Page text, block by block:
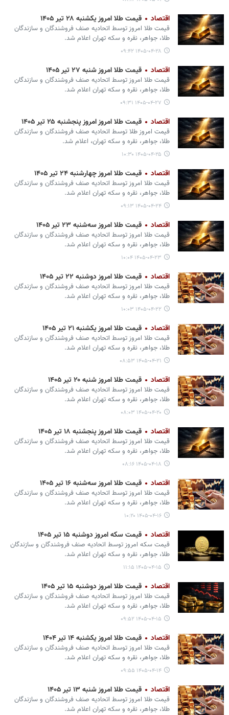
اقتصاد قیمت طلا امروز یکشنبه ۲۸ تیر ۱۴۰۵
قیمت طلا امروز توسط اتحادیه صنف فروشندگان و سازندگان
طلا، جواهر، نقره و سکه تهران اعلام شد.
۱۴۰۵-۰۴-۲۸ ۰۹:۴۲
اقتصاد قیمت طلا امروز شنبه ۲۷ تیر ۱۴۰۵
قیمت طلا امروز توسط اتحادیه صنف فروشندگان و سازندگان
طلا، جواهر، نقره و سکه تهران اعلام شد.
۱۴۰۵-۰۴-۲۷ ۰۹:۳۱
اقتصاد قیمت طلا امروز امروز پنجشنبه ۲۵ تیر ۱۴۰۵
قیمت امروز طلا توسط اتحادیه صنف فروشندگان و سازندگان
طلا، جواهر، نقره و سکه تهران، اعلام شد.
۱۴۰۵-۰۴-۲۵ ۱۰:۳۰
اقتصاد قیمت طلا امروز چهارشنبه ۲۴ تیر ۱۴۰۵
قیمت طلا امروز توسط اتحادیه صنف فروشندگان و سازندگان
طلا، جواهر، نقره و سکه تهران اعلام شد.
۱۴۰۵-۰۴-۲۴ ۰۹:۱۳
اقتصاد قیمت طلا امروز سه‌شنبه ۲۳ تیر ۱۴۰۵
قیمت طلا امروز توسط اتحادیه صنف فروشندگان و سازندگان
طلا، جواهر، نقره و سکه تهران اعلام شد.
۱۴۰۵-۰۴-۲۳ ۱۰:۰۴
اقتصاد قیمت طلا امروز دوشنبه ۲۲ تیر ۱۴۰۵
قیمت طلا امروز توسط اتحادیه صنف فروشندگان و سازندگان
طلا، جواهر، نقره و سکه تهران اعلام شد.
۱۴۰۵-۰۴-۲۲ ۱۰:۰۳
اقتصاد قیمت طلا امروز یکشنبه ۲۱ تیر ۱۴۰۵
قیمت طلا امروز توسط اتحادیه صنف فروشندگان و سازندگان
طلا، جواهر، نقره و سکه تهران اعلام شد.
۱۴۰۵-۰۴-۲۱ ۰۸:۵۳
اقتصاد قیمت طلا امروز شنبه ۲۰ تیر ۱۴۰۵
قیمت طلا امروز توسط اتحادیه صنف فروشندگان و سازندگان
طلا، جواهر، نقره و سکه تهران اعلام شد.
۱۴۰۵-۰۴-۲۰ ۰۸:۰۳
اقتصاد قیمت طلا امروز پنجشنبه ۱۸ تیر ۱۴۰۵
قیمت طلا امروز توسط اتحادیه صنف فروشندگان و سازندگان
طلا، جواهر، نقره و سکه تهران اعلام شد.
۱۴۰۵-۰۴-۱۸ ۰۸:۱۶
اقتصاد قیمت طلا امروز سه‌شنبه ۱۶ تیر ۱۴۰۵
قیمت طلا امروز توسط اتحادیه صنف فروشندگان و سازندگان
طلا، جواهر، نقره و سکه تهران اعلام شد.
۱۴۰۵-۰۴-۱۶ ۱۰:۲۰
اقتصاد قیمت سکه امروز دوشنبه ۱۵ تیر ۱۴۰۵
قیمت سکه امروز توسط اتحادیه صنف فروشندگان و سازندگان
طلا، جواهر، نقره و سکه تهران اعلام شد.
۱۴۰۵-۰۴-۱۵ ۱۱:۱۵
اقتصاد قیمت طلا امروز دوشنبه ۱۵ تیر ۱۴۰۵
قیمت طلا امروز توسط اتحادیه صنف فروشندگان و سازندگان
طلا، جواهر، نقره و سکه تهران اعلام شد.
۱۴۰۵-۰۴-۱۵ ۰۹:۵۲
اقتصاد قیمت طلا امروز یکشنبه ۱۴ تیر ۱۴۰۴
قیمت طلا امروز توسط اتحادیه صنف فروشندگان و سازندگان
طلا، جواهر، نقره و سکه تهران اعلام شد.
۱۴۰۵-۰۴-۱۴ ۰۹:۵۵
اقتصاد قیمت طلا امروز شنبه ۱۳ تیر ۱۴۰۵
قیمت طلا امروز توسط اتحادیه صنف فروشندگان و سازندگان
طلا، جواهر، نقره و سکه تهران اعلام شد.